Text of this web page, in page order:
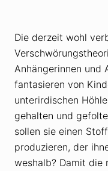
Die derzeit wohl
Anhängerinnen und
fantasieren von
unterirdischen
gehalten und
sollen sie einen
produzieren, der
weshalb? Damit die